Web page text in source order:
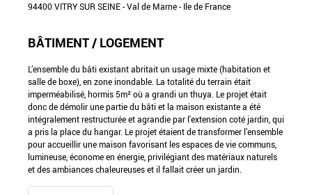
94400 VITRY SUR SEINE - Val de Marne - Ile de France
BÂTIMENT / LOGEMENT
L’ensemble du bâti existant abritait un usage mixte (habitation et
salle de boxe), en zone inondable. La totalité du terrain était
imperméabilisé, hormis 5m² où a grandi un thuya. Le projet était
donc de démolir une partie du bâti et la maison existante a été
intégralement restructurée et agrandie par l'extension coté jardin, qui
a pris la place du hangar. Le projet étaient de transformer l’ensemble
pour accueillir une maison favorisant les espaces de vie communs,
lumineuse, économe en énergie, privilégiant des matériaux naturels
et des ambiances chaleureuses et il fallait créer un jardin.